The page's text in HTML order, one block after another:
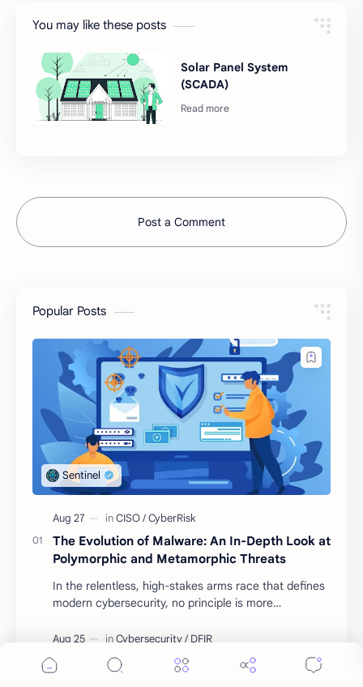
You may like these posts
Solar Panel System
(SCADA)
Post a Comment
Popular Posts
The Evolution of Malware: An In-Depth Look at
Polymorphic and Metamorphic Threats
In the relentless, high-stakes arms race that defines
modern cybersecurity, no principle is more
A Complete Guide to Network Forensics: